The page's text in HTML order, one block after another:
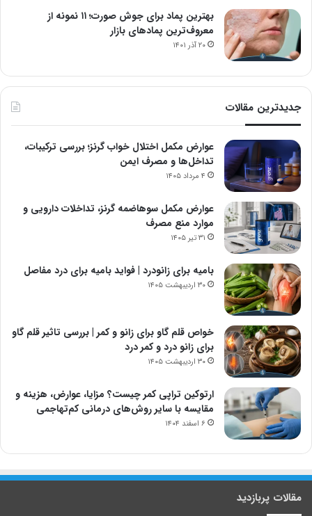
بهترین پماد برای جوش صورت؛ ۱۱ نمونه از
معروف‌ترین پمادهای بازار
۲۰ آذر ۱۴۰۱
جدیدترین مقالات
عوارض مکمل اختلال خواب گرنز؛ بررسی ترکیبات،
تداخل‌ها و مصرف ایمن
۴ مرداد ۱۴۰۵
عوارض مکمل سوهاضمه گرنز، تداخلات دارویی و
موارد منع مصرف
۳۱ تیر ۱۴۰۵
بامیه برای زانودرد | فواید بامیه برای درد مفاصل
۳۰ اردیبهشت ۱۴۰۵
خواص قلم گاو برای زانو و کمر | بررسی تاثیر قلم گاو
برای زانو درد و کمر درد
۳۰ اردیبهشت ۱۴۰۵
ارتوکین تراپی کمر چیست؟ مزایا، عوارض، هزینه و
مقایسه با سایر روش‌های درمانی کم‌تهاجمی
۶ اسفند ۱۴۰۴
مقالات پربازدید